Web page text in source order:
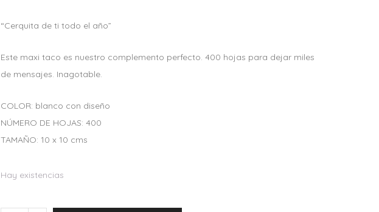
“Cerquita de ti todo el año”
Este maxi taco es nuestro complemento perfecto. 400 hojas para dejar miles
de mensajes. Inagotable.
COLOR: blanco con diseño
NÚMERO DE HOJAS: 400
TAMAÑO: 10 x 10 cms
Hay existencias